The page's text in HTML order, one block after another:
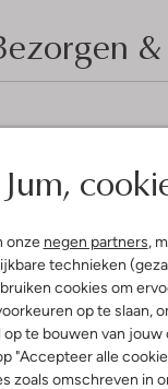
Jum,
onze negen partners,
technieken
cookies om
op te slaan,
op te bouwen van
"Accepteer alle
zoals omschreven in
& Pasvorm
Neopreen
Rubber
Draaisluiting
Zool
Ronde Neus
voetbed:Ja